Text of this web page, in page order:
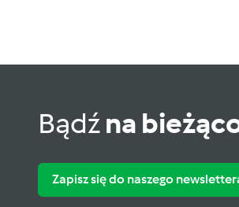
Bądźna
Zapisz się do naszego